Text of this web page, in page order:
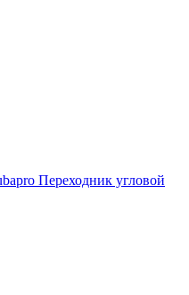
Переходник угловой